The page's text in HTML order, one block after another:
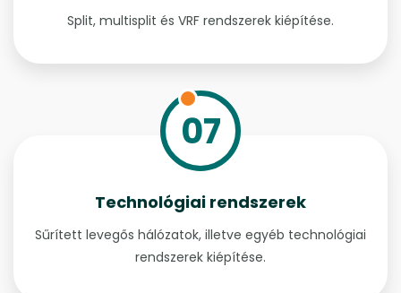
Split, multisplit és VRF rendszerek kiépítése.
07
Technológiai rendszerek
Sűrített levegős hálózatok, illetve egyéb technológiai
rendszerek kiépítése.